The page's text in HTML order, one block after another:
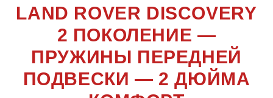
LAND ROVER DISCOVERY
2 ПОКОЛЕНИЕ —
ПРУЖИНЫ ПЕРЕДНЕЙ
ПОДВЕСКИ — 2 ДЮЙМА